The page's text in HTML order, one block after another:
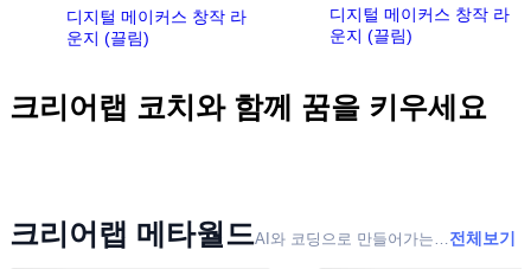
디지털 메이커스 창작 라
운지 (끌림)
디지털 메이커스 창작 라
운지 (끌림)
크리어랩 코치와 함께 꿈을 키우세요
크리어랩 메타월드 AI와 코딩으로 만들어가는 RPG 학습 어드벤쳐전체보기